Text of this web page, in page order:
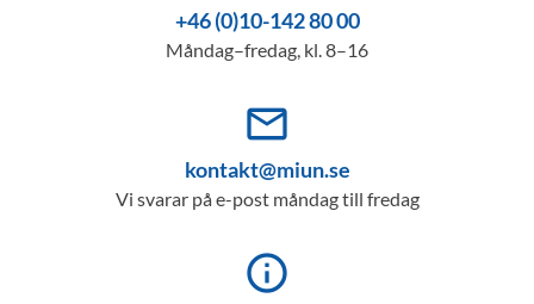
+46 (0)10-142 80 00
Måndag–fredag, kl. 8–16
mail_outline
kontakt@miun.se
Vi svarar på e-post måndag till fredag
info_outline